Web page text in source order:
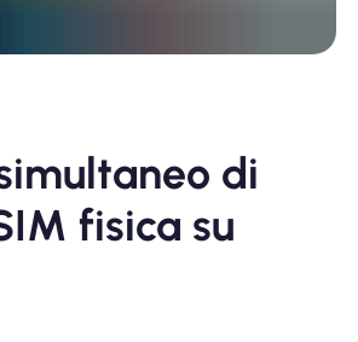
di
fisica su